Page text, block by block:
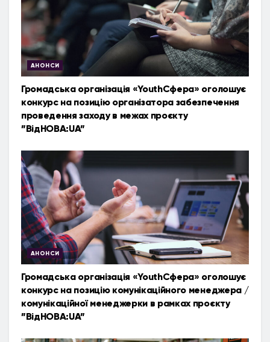
АНОНСИ
Громадська організація «YouthСфера» оголошує
конкурс на позицію організатора забезпечення
проведення заходу в межах проєкту
”ВідНОВА:UA”
АНОНСИ
Громадська організація «YouthСфера» оголошує
конкурс на позицію комунікаційного менеджера /
комунікаційної менеджерки в рамках проєкту
”ВідНОВА:UA”